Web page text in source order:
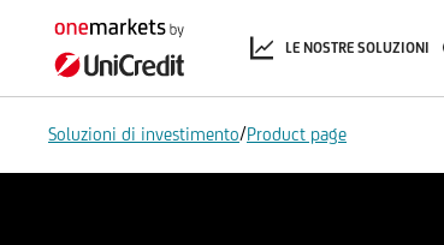
LE NOSTRE SOLUZIONI
Soluzioni di investimento/Product page